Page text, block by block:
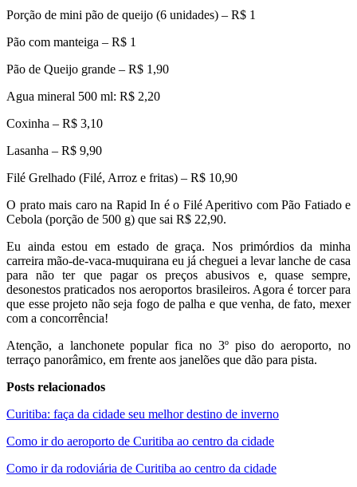
Porção de mini pão de queijo (6 unidades) – R$ 1
Pão com manteiga – R$ 1
Pão de Queijo grande – R$ 1,90
Agua mineral 500 ml: R$ 2,20
Coxinha – R$ 3,10
Lasanha – R$ 9,90
Filé Grelhado (Filé, Arroz e fritas) – R$ 10,90
O prato mais caro na Rapid In é o Filé Aperitivo com Pão Fatiado e
Cebola (porção de 500 g) que sai R$ 22,90.
Eu ainda estou em estado de graça. Nos primórdios da minha
carreira mão-de-vaca-muquirana eu já cheguei a levar lanche de casa
para não ter que pagar os preços abusivos e, quase sempre,
desonestos praticados nos aeroportos brasileiros. Agora é torcer para
que esse projeto não seja fogo de palha e que venha, de fato, mexer
com a concorrência!
Atenção, a lanchonete popular fica no 3º piso do aeroporto, no
terraço panorâmico, em frente aos janelões que dão para pista.
Posts relacionados
Curitiba: faça da cidade seu melhor destino de inverno
Como ir do aeroporto de Curitiba ao centro da cidade
Como ir da rodoviária de Curitiba ao centro da cidade